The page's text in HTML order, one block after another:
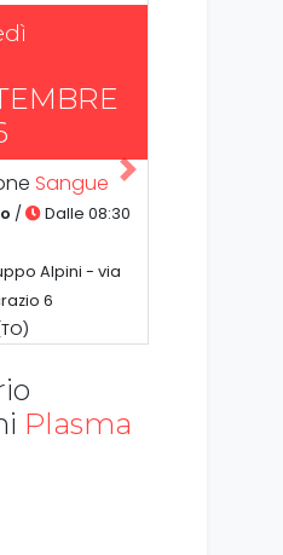
Sangue
/
Dalle 08:30
Alpini - via
6
Successiva
Plasma